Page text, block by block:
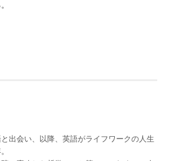
出会い、以降、英語がライフワークの人生